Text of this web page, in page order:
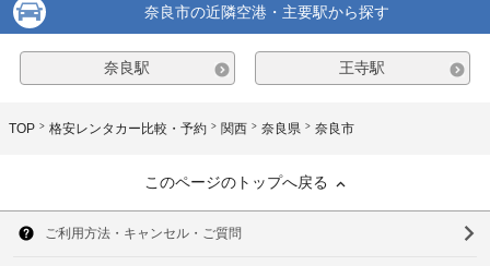
奈良市の近隣空港・主要駅から探す
奈良駅 王寺駅
TOP 格安レンタカー比較・予約 関西 奈良県 奈良市
このページのトップへ戻る